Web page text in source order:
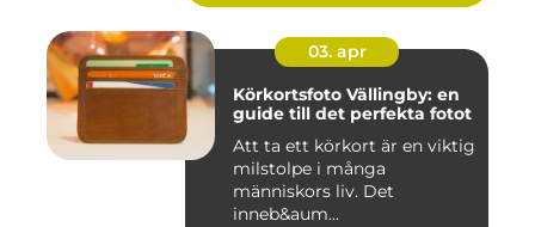
03. apr
Körkortsfoto Vällingby: en
guide till det perfekta fotot
Att ta ett körkort är en viktig
milstolpe i många
människors liv. Det
inneb&aum...